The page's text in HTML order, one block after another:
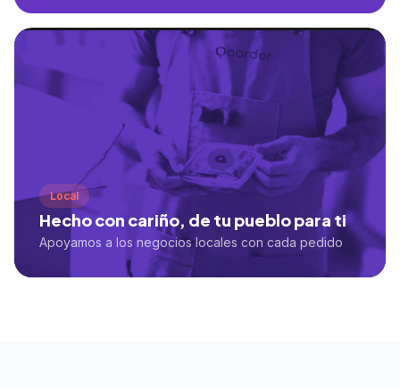
Local
Hecho con cariño, de tu pueblo para ti
Apoyamos a los negocios locales con cada pedido